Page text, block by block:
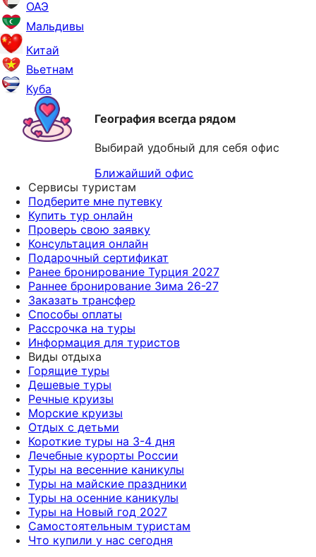
ОАЭ
Мальдивы
Китай
Вьетнам
Куба
География всегда рядом
Выбирай удобный для себя офис
Ближайший офис
Сервисы туристам
Подберите мне путевку
Купить тур онлайн
Проверь свою заявку
Консультация онлайн
Подарочный сертификат
Ранее бронирование Турция 2027
Раннее бронирование Зима 26-27
Заказать трансфер
Способы оплаты
Рассрочка на туры
Информация для туристов
Виды отдыха
Горящие туры
Дешевые туры
Речные круизы
Морские круизы
Отдых с детьми
Короткие туры на 3-4 дня
Лечебные курорты России
Туры на весенние каникулы
Туры на майские праздники
Туры на осенние каникулы
Туры на Новый год 2027
Самостоятельным туристам
Что купили у нас сегодня